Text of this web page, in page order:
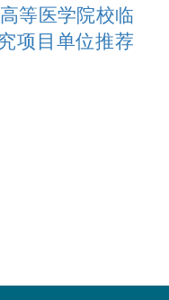
等医学院校临
项目单位推荐